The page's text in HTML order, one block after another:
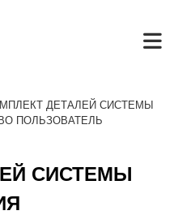
ДЕТАЛЕЙ СИСТЕМЫ
ПОЛЬЗОВАТЕЛЬ
СИСТЕМЫ